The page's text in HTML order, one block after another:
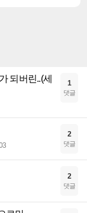
되버린..(세
1
댓글
2
댓글
2
댓글